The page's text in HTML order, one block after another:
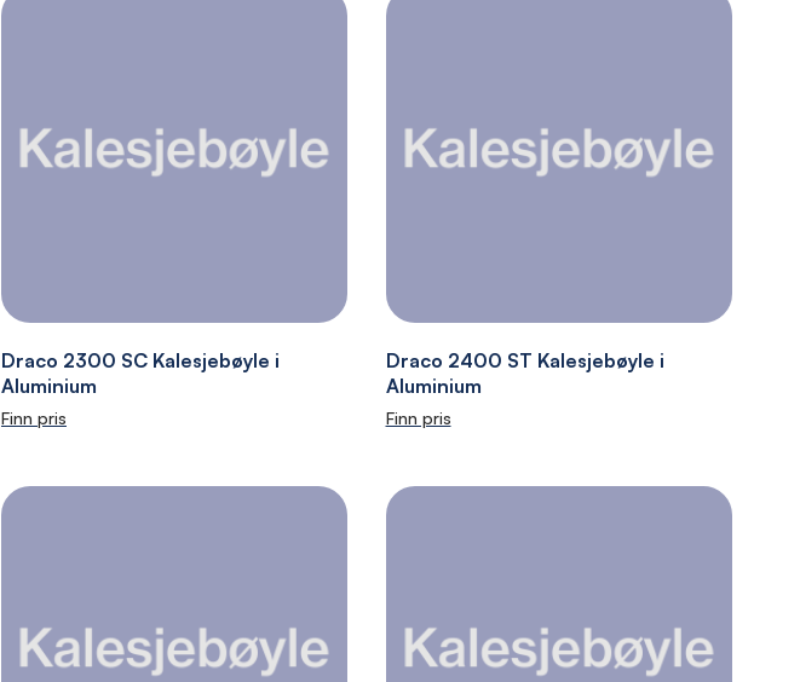
Draco 2300 SC Kalesjebøyle i
Aluminium
Finn pris
Draco 2400 ST Kalesjebøyle i
Aluminium
Finn pris